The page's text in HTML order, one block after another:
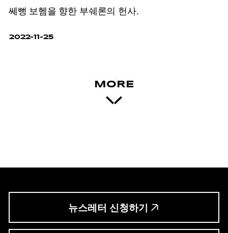
쎄뻥 보헴을 향한 부쉐론의 헌사.
2022-11-25
MORE
뉴스레터 신청하기